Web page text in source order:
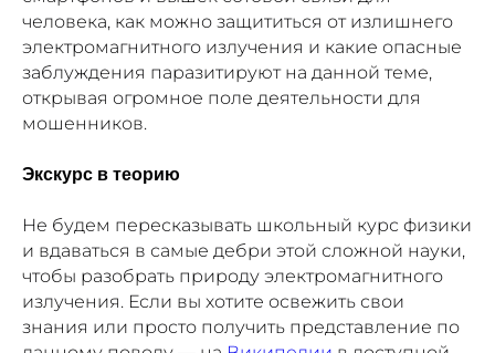
человека, как можно защититься от излишнего
электромагнитного излучения и какие опасные
заблуждения паразитируют на данной теме,
открывая огромное поле деятельности для
мошенников.
Экскурс в теорию
Не будем пересказывать школьный курс физики
и вдаваться в самые дебри этой сложной науки,
чтобы разобрать природу электромагнитного
излучения. Если вы хотите освежить свои
знания или просто получить представление по